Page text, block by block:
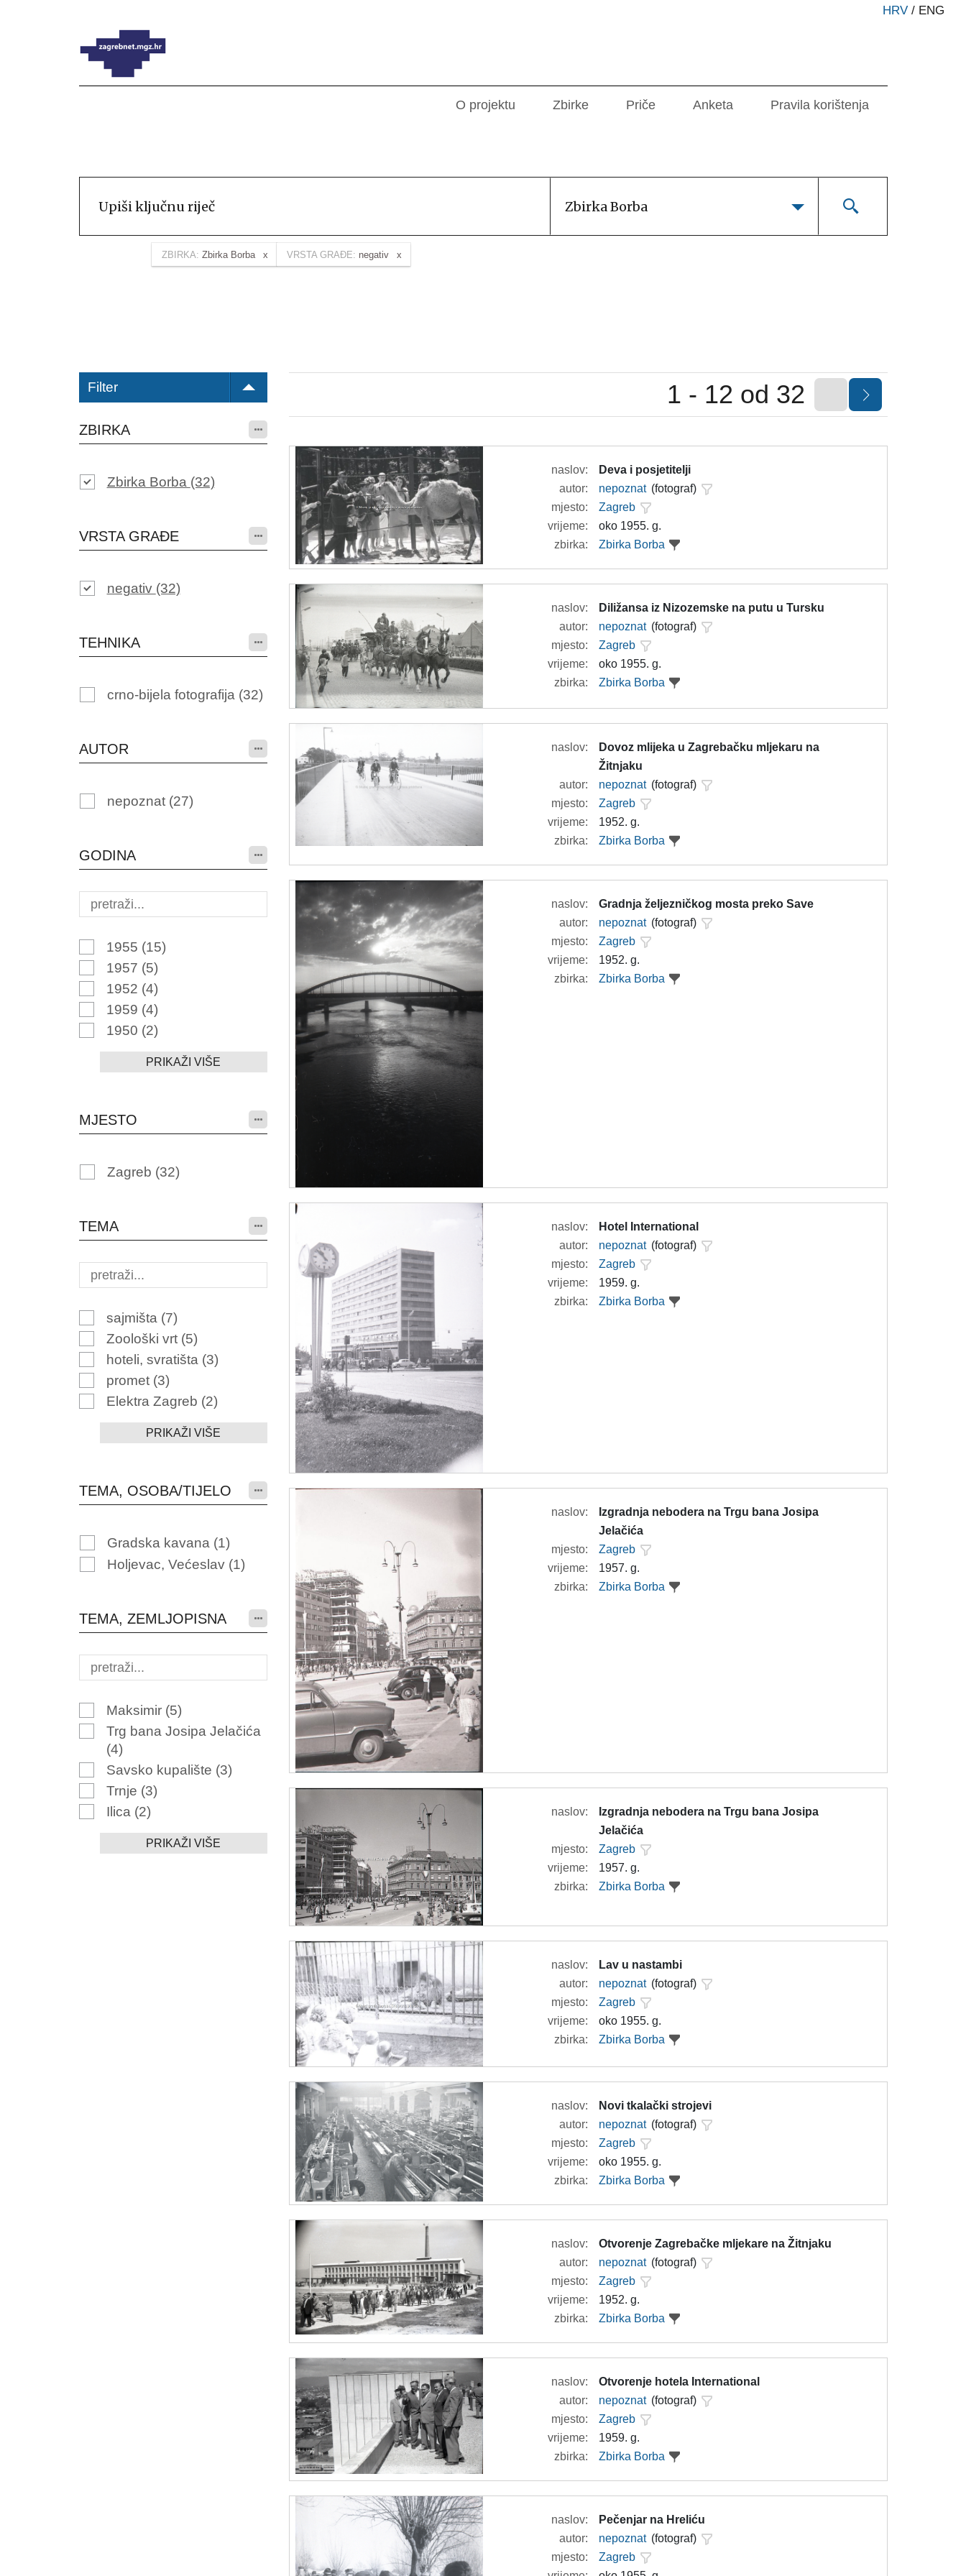
HRV / ENG
O projektu Zbirke Priče Anketa Pravila korištenja
Zbirka Borba
ZBIRKA: Zbirka Borba VRSTA GRAĐE: negativ
Filter
ZBIRKA
Zbirka Borba (32)
VRSTA GRAĐE
negativ (32)
TEHNIKA
crno-bijela fotografija (32)
AUTOR
nepoznat (27)
GODINA
1955 (15)
1957 (5)
1952 (4)
1959 (4)
1950 (2)
PRIKAŽI VIŠE
MJESTO
Zagreb (32)
TEMA
sajmišta (7)
Zoološki vrt (5)
hoteli, svratišta (3)
promet (3)
Elektra Zagreb (2)
PRIKAŽI VIŠE
TEMA, OSOBA/TIJELO
Gradska kavana (1)
Holjevac, Većeslav (1)
TEMA, ZEMLJOPISNA
Maksimir (5)
Trg bana Josipa Jelačića
(4)
Savsko kupalište (3)
Trnje (3)
Ilica (2)
PRIKAŽI VIŠE
1 - 12 od 32
naslov:
Deva i posjetitelji
autor:
nepoznat (fotograf)
mjesto:
Zagreb
vrijeme:
oko 1955. g.
zbirka:
Zbirka Borba
naslov:
Diližansa iz Nizozemske na putu u Tursku
autor:
nepoznat (fotograf)
mjesto:
Zagreb
vrijeme:
oko 1955. g.
zbirka:
Zbirka Borba
naslov:
Dovoz mlijeka u Zagrebačku mljekaru na
Žitnjaku
autor:
nepoznat (fotograf)
mjesto:
Zagreb
vrijeme:
1952. g.
zbirka:
Zbirka Borba
naslov:
Gradnja željezničkog mosta preko Save
autor:
nepoznat (fotograf)
mjesto:
Zagreb
vrijeme:
1952. g.
zbirka:
Zbirka Borba
naslov:
Hotel International
autor:
nepoznat (fotograf)
mjesto:
Zagreb
vrijeme:
1959. g.
zbirka:
Zbirka Borba
naslov:
Izgradnja nebodera na Trgu bana Josipa
Jelačića
mjesto:
Zagreb
vrijeme:
1957. g.
zbirka:
Zbirka Borba
naslov:
Izgradnja nebodera na Trgu bana Josipa
Jelačića
mjesto:
Zagreb
vrijeme:
1957. g.
zbirka:
Zbirka Borba
naslov:
Lav u nastambi
autor:
nepoznat (fotograf)
mjesto:
Zagreb
vrijeme:
oko 1955. g.
zbirka:
Zbirka Borba
naslov:
Novi tkalački strojevi
autor:
nepoznat (fotograf)
mjesto:
Zagreb
vrijeme:
oko 1955. g.
zbirka:
Zbirka Borba
naslov:
Otvorenje Zagrebačke mljekare na Žitnjaku
autor:
nepoznat (fotograf)
mjesto:
Zagreb
vrijeme:
1952. g.
zbirka:
Zbirka Borba
naslov:
Otvorenje hotela International
autor:
nepoznat (fotograf)
mjesto:
Zagreb
vrijeme:
1959. g.
zbirka:
Zbirka Borba
naslov:
Pečenjar na Hreliću
autor:
nepoznat (fotograf)
mjesto:
Zagreb